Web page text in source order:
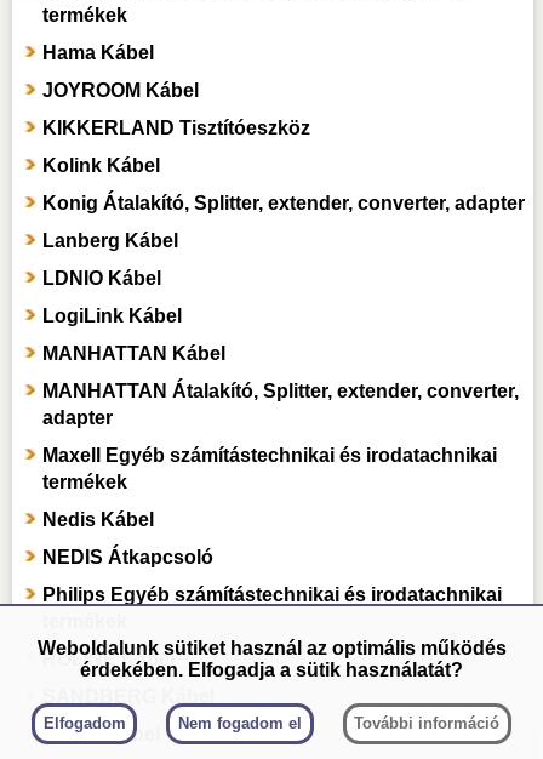
termékek
Hama Kábel
JOYROOM Kábel
KIKKERLAND Tisztítóeszköz
Kolink Kábel
Konig Átalakító, Splitter, extender, converter, adapter
Lanberg Kábel
LDNIO Kábel
LogiLink Kábel
MANHATTAN Kábel
MANHATTAN Átalakító, Splitter, extender, converter,
adapter
Maxell Egyéb számítástechnikai és irodatachnikai
termékek
Nedis Kábel
NEDIS Átkapcsoló
Philips Egyéb számítástechnikai és irodatachnikai
ROLINE Kábel
S-Link Kábel
Weboldalunk sütiket használ az optimális működés
érdekében. Elfogadja a sütik használatát?
Elfogadom Nem fogadom el További információ